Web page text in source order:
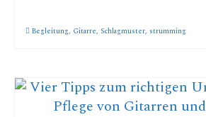
Begleitung, Gitarre, Schlagmuster, strumming